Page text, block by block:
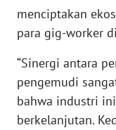
menciptakan
para gig-worker
“Sinergi antara
pengemudi
bahwa industri
berkelanjutan.
JAKARTA
JABAR
WN
BANTEN